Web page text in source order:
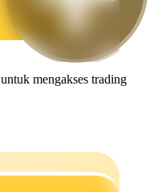
untuk mengakses trading